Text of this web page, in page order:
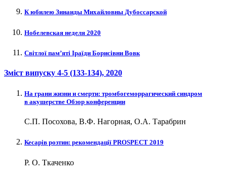
К юбилею Зинаиды Михайловны Дубоссарской
Нобелевская неделя 2020
Світлої пам’яті Іраїди Борисівни Вовк
Зміст випуску 4-5 (133-134), 2020
На грани жизни и смерти: тромбогеморрагический синдром
в акушерстве Обзор конференции
С.П. Посохова, В.Ф. Нагорная, О.А. Тарабрин
Кесарів розтин: рекомендації PROSPECT 2019
Р. О. Ткаченко